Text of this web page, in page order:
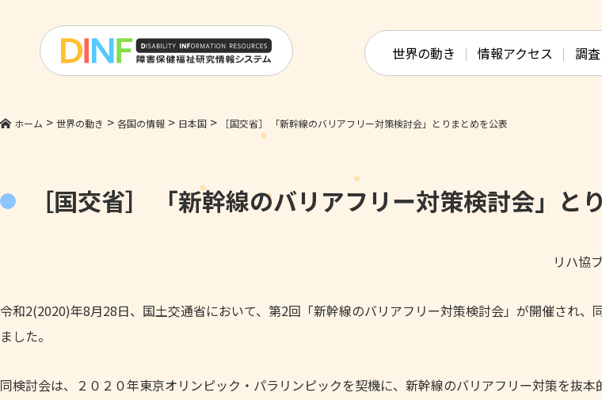
世界の動き 情報アクセス 調
ホーム > 世界の動き > 各国の情報 > 日本国 > ［国交省］ 「新幹線のバリアフリー対策検討会」とりまとめを公表
［国交省］ 「新幹線のバリアフリー対策検討会」と
リハ協
令和2(2020)年8月28日、国土交通省において、第2回「新幹線のバリアフリー対策検討会」が開催され、
ました。
同検討会は、２０２０年東京オリンピック・パラリンピックを契機に、新幹線のバリアフリー対策を抜